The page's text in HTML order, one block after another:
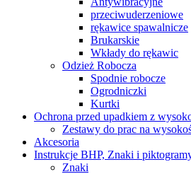
przeciwuderzeniowe
rękawice spawalnicze
Brukarskie
Wkłady do rękawic
Odzież Robocza
Spodnie robocze
Ogrodniczki
Kurtki
Ochrona przed upadkiem z
Zestawy do prac na
Akcesoria
Instrukcje BHP, Znaki i
Znaki